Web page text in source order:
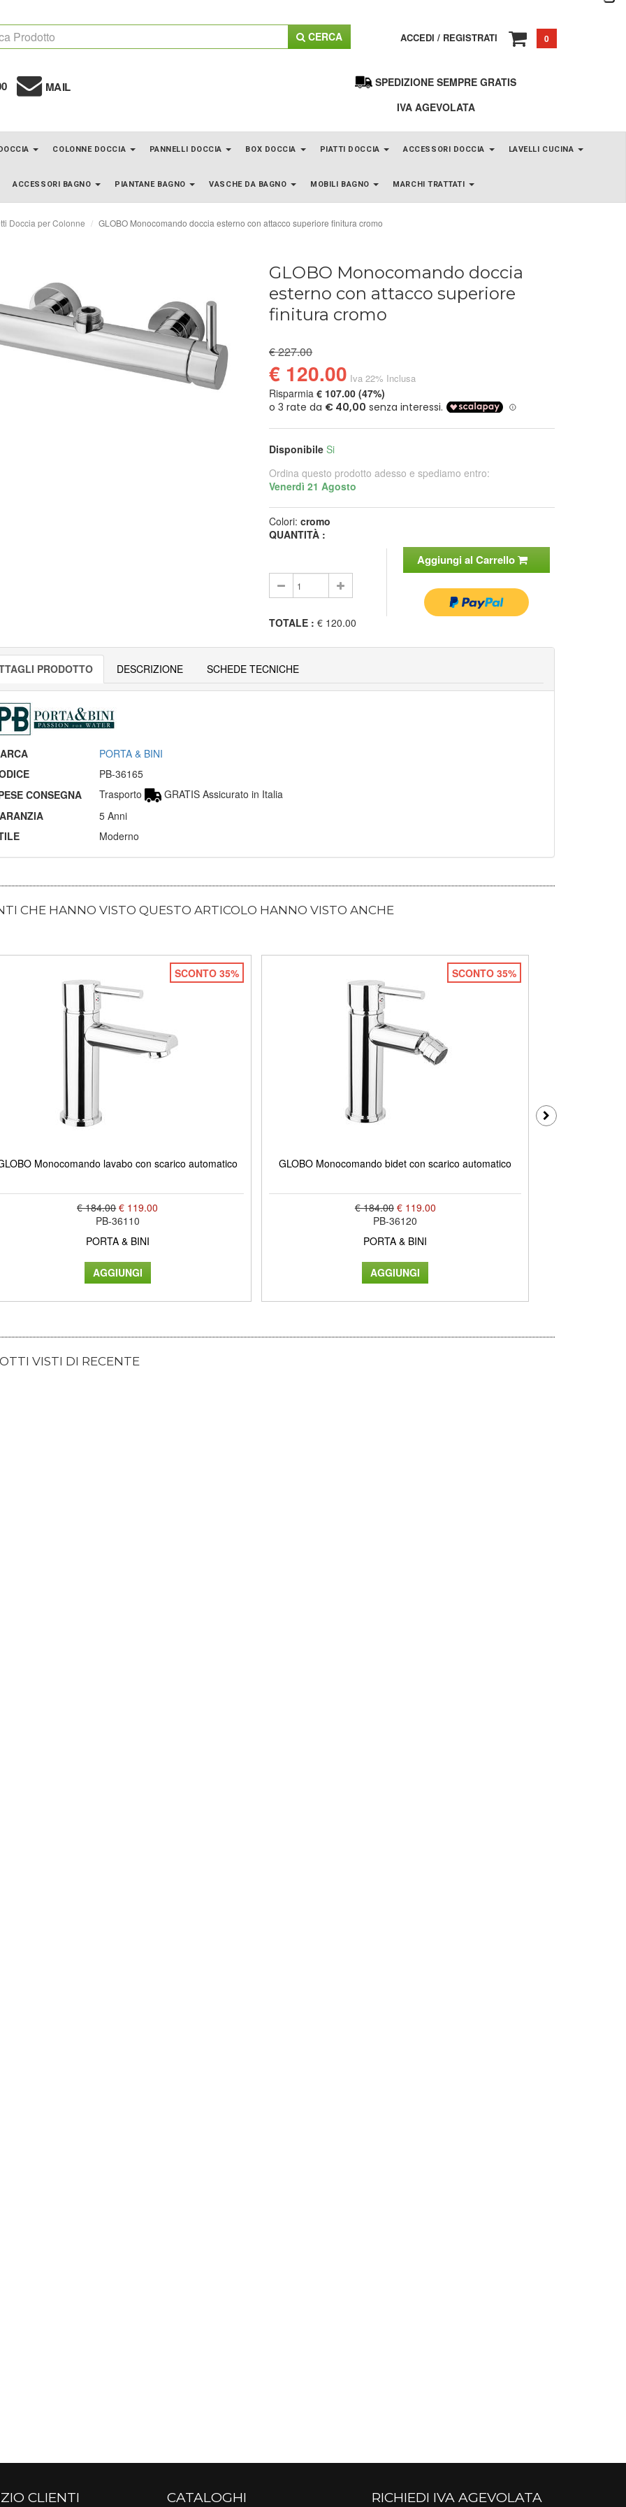
CERCA ACCEDI / REGISTRATI 0
MAIL
SPEDIZIONE SEMPRE GRATIS
IVA AGEVOLATA
COLONNE DOCCIA PANNELLI DOCCIA BOX DOCCIA PIATTI DOCCIA ACCESSORI DOCCIA LAVELLI CUCINA
ACCESSORI BAGNO PIANTANE BAGNO VASCHE DA BAGNO MOBILI BAGNO MARCHI TRATTATI
Doccia per Colonne GLOBO Monocomando doccia esterno con attacco superiore finitura cromo
GLOBO Monocomando doccia
esterno con attacco superiore
finitura cromo
€ 227.00
€ 120.00 Iva 22% Inclusa
Risparmia€ 107.00 (47%)
Disponibile Si
Ordina questo prodotto adesso e spediamo entro:
Venerdì 21 Agosto
Colori:cromo
QUANTITÀ :
Aggiungi al Carrello
TOTALE : € 120.00
PRODOTTO DESCRIZIONE SCHEDE TECNICHE
PORTA & BINI
PB-36165
CONSEGNA
Trasporto
GRATIS Assicurato in Italia
5 Anni
Moderno
CHE HANNO VISTO QUESTO ARTICOLO HANNO VISTO ANCHE
SCONTO 35%
Monocomando lavabo con scarico automatico
€ 184.00 € 119.00
PB-36110
PORTA & BINI
SCONTO 35%
GLOBO Monocomando bidet con scarico automatico
€ 184.00 € 119.00
PB-36120
PORTA & BINI
VISTI DI RECENTE
CLIENTI CATALOGHI RICHIEDI IVA AGEVOLATA